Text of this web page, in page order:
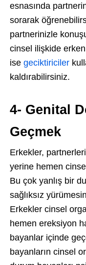
esnasında
sorarak
partnerinizle
cinsel ilişkide
ise geciktiriciler
kaldırabilirsiniz.
4- Genital
Geçmek
Erkekler,
yerine hemen
Bu çok yanlış bir
sağlıksız
Erkekler cinsel
hemen ereksiyon
bayanlar içinde
bayanların cinsel